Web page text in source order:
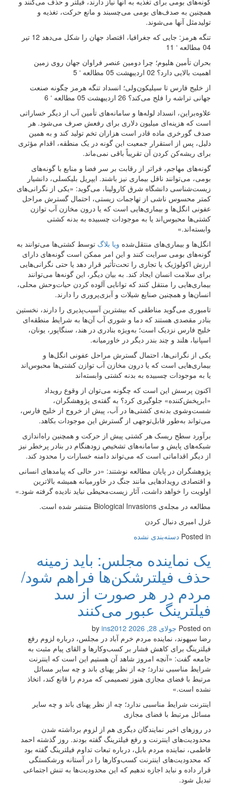
همچنین به صدف‌های بومی می‌چسبند و مانع حرکت، تغذیه و
تولیدمثل آنها می‌شوند.
تنگه هرمز: جایی که جغرافیا، اقتصاد جهان را شکل می‌دهد 12 تیر
04 مطالعه ‘ 11
بحران تأمین هلیوم؛ چرا دومین عنصر فراوان جهان روی زمین
اهمیت بالایی دارد؟ 02 اردیبهشت 05 مطالعه ‘ 5
از خلیج فارس تا سیلیکون‌ولی؛ انسداد تنگه هرمز چگونه صنعت
جهانی تراشه را فلج می‌کند؟ 26 اردیبهشت 05 مطالعه ‘ 6
علاوه‌بر‌این، انسداد لوله‌ها و سامانه‌های تأمین آب از دیگر خساراتی
است که هزینه‌ای میلیون دلاری برای رفعش صرف می‌شود. هر
صدف گورخری ماده قادر است هزاران تخم تولید کند و به همین
دلیل، پس از استقرار جمعیت این گونه در یک منطقه، اقدام مؤثری
برای ریشه‌کن کردن آن تقریباً باقی نمی‌ماند.
گونه‌های مهاجم، فراتر از رقابت بر سر فضا و منابع با گونه‌های
بومی، می‌توانند ناقل بیماری نیز باشند. ایپریل بلیکسلی، دانشیار
زیست‌شناسی دانشگاه شرق کارولینا، می‌گوید: «یکی از نگرانی‌های
کمتر محسوس ناشی از تهاجمات زیستی، احتمال گسترش مراحل
عفونی انگل‌ها و بیماری‌هایی است که یا درون مخازن آب توازن
کشتی‌ها محبوس‌اند یا به موجودات چسبیده به بدنه کشتی
وابسته‌اند.»
انگل‌ها و بیماری‌های منتقل‌شده ویا بلاگ توسط کشتی‌ها می‌توانند به
گونه‌های بومی سرایت کنند و این امر ممکن است گونه‌های دارای
ارزش اکولوژیک یا تجاری را تحت‌تأثیر قرار دهد یا حتی نگرانی‌هایی
برای سلامت انسان ایجاد کند. به بیان دیگر، این گونه‌ها می‌توانند
بیماری‌هایی را منتقل کنند که توانایی آلوده کردن حیات‌وحش محلی،
انسان‌ها و همچنین صنایع شیلات و آبزی‌پروری را دارند.
تامبوری می‌گوید مناطقی که بیشترین آسیب‌پذیری را دارند، نخستین
بنادر مقصدی هستند که دما و شوری آب آن‌ها به شرایط منطقه‌ای
خلیج فارس نزدیک است؛ به‌ویژه بنادری در هند، سنگاپور، یونان،
اسپانیا، هلند و چند بندر دیگر در خاورمیانه.
یکی از نگرانی‌ها، احتمال گسترش مراحل عفونی انگل‌ها و
بیماری‌هایی است که یا درون مخازن آب توازن کشتی‌ها محبوس‌اند
یا به موجودات چسبیده به بدنه کشتی وابسته‌اند
اکنون پرسش این است که چگونه می‌توان از وقوع رویداد
«ابرپخش‌کننده» جلوگیری کرد؟ به گفته‌ی پژوهشگران،
شست‌وشوی بدنه‌ی کشتی‌ها در آب، پیش از خروج از خلیج فارس،
می‌تواند به‌طور قابل‌توجهی از گسترش این موجودات بکاهد.
برآورد سطح ریسک هر کشتی پیش از حرکت و همچنین راه‌اندازی
شبکه‌های پایش و سامانه‌های تشخیص زودهنگام در بنادر پرخطر نیز
از دیگر اقداماتی است که می‌تواند دامنه خسارات را محدود کند.
پژوهشگران در پایان مطالعه نوشتند: «در حالی که پیامدهای انسانی
و اقتصادی رویدادهایی مانند جنگ در خاورمیانه همیشه بالاترین
اولویت را خواهد داشت، آثار زیست‌محیطی نباید نادیده گرفته شود.»
مطالعه در مجله‌ی Biological Invasions منتشر شده است.
غزل امیری دنبال کردن
Posted in دسته‌بندی نشده
یک نماینده مجلس: باید زمینه
حذف فیلترشکن‌ها فراهم شود/
مردم در هر صورت از سد
فیلترینگ عبور می‌کنند
Posted on جولای 28, 2026
ins2012
رضا سپهوند، نماینده مردم خرم آباد در مجلس، درباره لزوم رفع
فیلترینگ برای کاهش فشار بر کسب‌وکارها و القای پیام مثبت به
جامعه گفت: «آنچه امروز شاهد آن هستیم این است که اینترنت
شرایط مناسبی ندارد؛ چه از نظر پهنای باند و چه سایر مسائل
مرتبط با فضای مجازی هنوز تصمیمی که مردم را قانع کند، اتخاذ
نشده است.»
اینترنت شرایط مناسبی ندارد؛ چه از نظر پهنای باند و چه سایر
مسائل مرتبط با فضای مجازی
در روزهای اخیر نمایندگان دیگری هم از لزوم برداشته شدن
محدودیت‌های اینترنت و رفع فیلترینگ گفته بودند. روز گذشته احمد
فاطمی، نماینده مردم بابل، درباره تبعات تداوم فیلترینگ گفته بود
که محدودیت‌های اینترنت کسب‌وکارها را در آستانه ورشکستگی
قرار داده و نباید اجازه ندهیم که این محدودیت‌ها به تنش اجتماعی
تبدیل شود.